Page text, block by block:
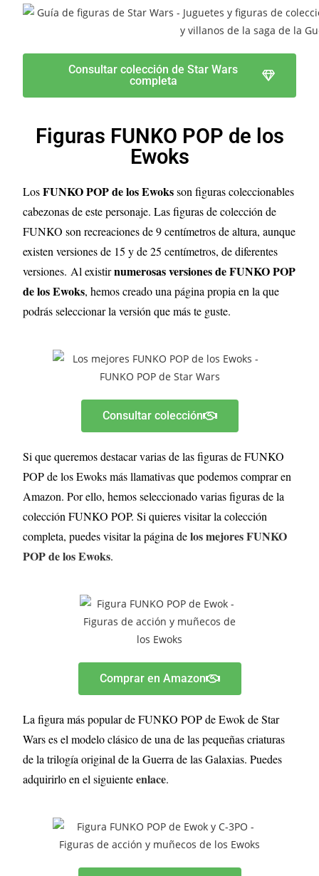
Consultar colección de Star Wars
completa
Figuras FUNKO POP de los
Ewoks
LosFUNKO POP de los Ewoksson figuras coleccionables
cabezonas de este personaje. Las figuras de colección de
FUNKO son recreaciones de 9 centímetros de altura, aunque
existen versiones de 15 y de 25 centímetros, de diferentes
versiones. Al existirnumerosas versiones de FUNKO POP
de los Ewoks, hemos creado una página propia en la que
podrás seleccionar la versión que más te guste.
Consultar colección
Si que queremos destacar varias de las figuras de FUNKO
POP de los Ewoks más llamativas que podemos comprar en
Amazon. Por ello, hemos seleccionado varias figuras de la
colección FUNKO POP. Si quieres visitar la colección
completa, puedes visitar la página delos mejores FUNKO
POP de los Ewoks.
Comprar en Amazon
La figura más popular de FUNKO POP de Ewok de Star
Wars es el modelo clásico de una de las pequeñas criaturas
de la trilogía original de la Guerra de las Galaxias. Puedes
adquirirlo en el siguienteenlace.